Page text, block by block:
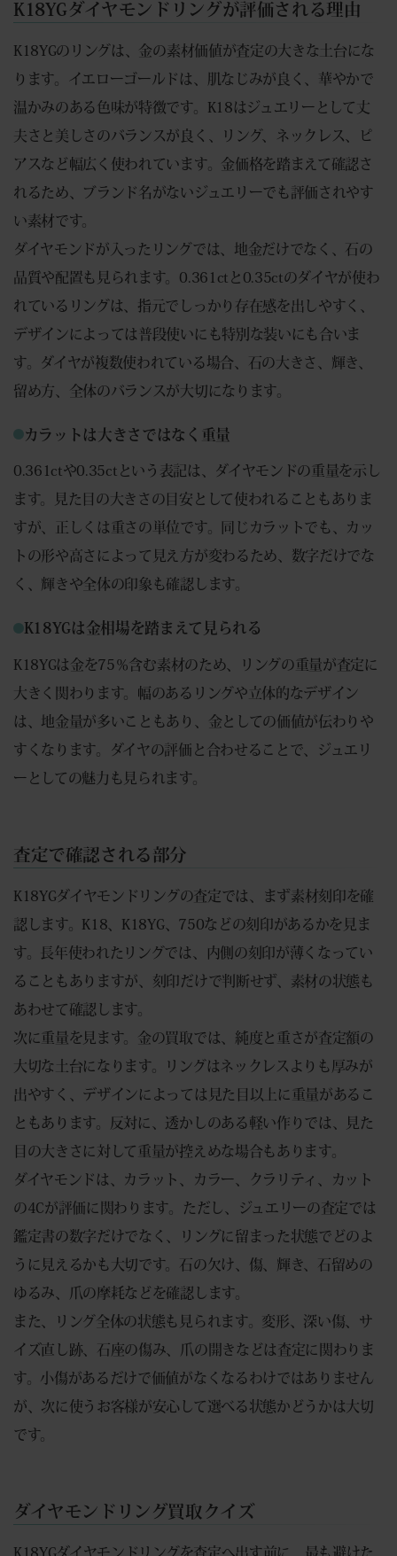
K18YGダイヤモンドリングが評価される理由
K18YGのリングは、金の素材価値が査定の大きな土台にな
ります。イエローゴールドは、肌なじみが良く、華やかで
温かみのある色味が特徴です。K18はジュエリーとして丈
夫さと美しさのバランスが良く、リング、ネックレス、ピ
アスなど幅広く使われています。金価格を踏まえて確認さ
れるため、ブランド名がないジュエリーでも評価されやす
い素材です。
ダイヤモンドが入ったリングでは、地金だけでなく、石の
品質や配置も見られます。0.361ctと0.35ctのダイヤが使わ
れているリングは、指元でしっかり存在感を出しやすく、
デザインによっては普段使いにも特別な装いにも合いま
す。ダイヤが複数使われている場合、石の大きさ、輝き、
留め方、全体のバランスが大切になります。
カラットは大きさではなく重量
0.361ctや0.35ctという表記は、ダイヤモンドの重量を示し
ます。見た目の大きさの目安として使われることもありま
すが、正しくは重さの単位です。同じカラットでも、カッ
トの形や高さによって見え方が変わるため、数字だけでな
く、輝きや全体の印象も確認します。
K18YGは金相場を踏まえて見られる
K18YGは金を75％含む素材のため、リングの重量が査定に
大きく関わります。幅のあるリングや立体的なデザイン
は、地金量が多いこともあり、金としての価値が伝わりや
すくなります。ダイヤの評価と合わせることで、ジュエリ
ーとしての魅力も見られます。
査定で確認される部分
K18YGダイヤモンドリングの査定では、まず素材刻印を確
認します。K18、K18YG、750などの刻印があるかを見ま
す。長年使われたリングでは、内側の刻印が薄くなってい
ることもありますが、刻印だけで判断せず、素材の状態も
あわせて確認します。
次に重量を見ます。金の買取では、純度と重さが査定額の
大切な土台になります。リングはネックレスよりも厚みが
出やすく、デザインによっては見た目以上に重量があるこ
ともあります。反対に、透かしのある軽い作りでは、見た
目の大きさに対して重量が控えめな場合もあります。
ダイヤモンドは、カラット、カラー、クラリティ、カット
の4Cが評価に関わります。ただし、ジュエリーの査定では
鑑定書の数字だけでなく、リングに留まった状態でどのよ
うに見えるかも大切です。石の欠け、傷、輝き、石留めの
ゆるみ、爪の摩耗などを確認します。
また、リング全体の状態も見られます。変形、深い傷、サ
イズ直し跡、石座の傷み、爪の開きなどは査定に関わりま
す。小傷があるだけで価値がなくなるわけではありません
が、次に使うお客様が安心して選べる状態かどうかは大切
です。
ダイヤモンドリング買取クイズ
K18YGダイヤモンドリングを査定へ出す前に、最も避けた